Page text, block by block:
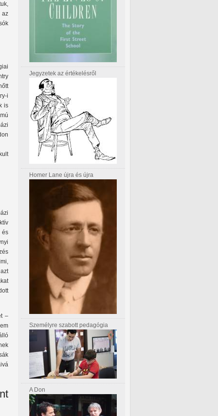
az
i
is
–
Jegyzetek az értékelésről
Homer Lane újra és újra
Személyre szabott pedagógia
A Don